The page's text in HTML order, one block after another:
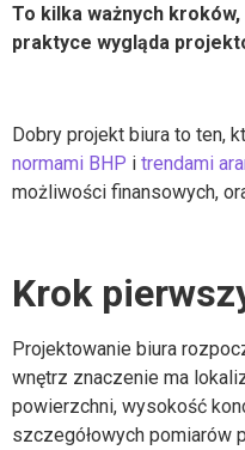
To kilka ważnych
praktyce wygląda
Dobry projekt biura to ten,
normami BHP i trendami
możliwości finansowych,
Krok
Projektowanie biura
wnętrz znaczenie ma
powierzchni, wysokość
szczegółowych pomiarów